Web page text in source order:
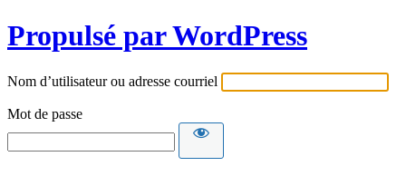
Propulsé par WordPress
Nom d’utilisateur ou adresse courriel
Mot de passe